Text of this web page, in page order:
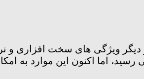
دیگر ویژگی های سخت افزاری و
اما اکنون این موارد به